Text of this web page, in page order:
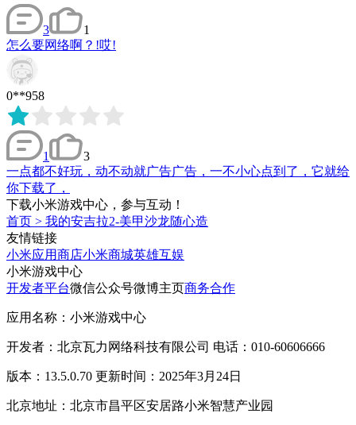
3
1
怎么要网络啊？!哎!
0**958
1
3
一点都不好玩，动不动就广告广告，一不小心点到了，它就给
你下载了，
下载小米游戏中心，参与互动！
首页 > 我的安吉拉2-美甲沙龙随心造
友情链接
小米应用商店小米商城英雄互娱
小米游戏中心
开发者平台微信公众号微博主页商务合作
应用名称：小米游戏中心
开发者：北京瓦力网络科技有限公司 电话：010-60606666
版本：13.5.0.70 更新时间：2025年3月24日
北京地址：北京市昌平区安居路小米智慧产业园